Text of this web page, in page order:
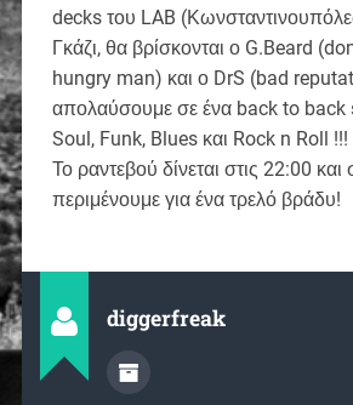
decks του LAB
Γκάζι, θα βρίσκονται ο G.Beard
hungry man) και ο DrS (bad
απολαύσουμε σε ένα back to
Soul, Funk, Blues και Rock n Roll !!!
Το ραντεβού δίνεται στις 22:00 και
περιμένουμε για ένα τρελό βράδυ!
diggerfreak